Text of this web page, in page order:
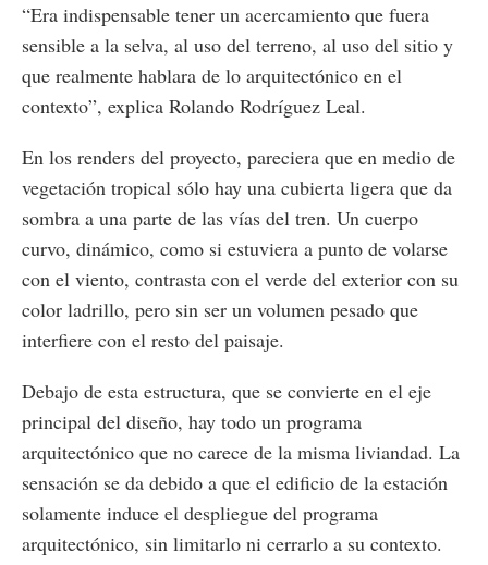
“Era indispensable tener un acercamiento que fuera
sensible a la selva, al uso del terreno, al uso del sitio y
que realmente hablara de lo arquitectónico en el
contexto”, explica Rolando Rodríguez Leal.
En los renders del proyecto, pareciera que en medio de
vegetación tropical sólo hay una cubierta ligera que da
sombra a una parte de las vías del tren. Un cuerpo
curvo, dinámico, como si estuviera a punto de volarse
con el viento, contrasta con el verde del exterior con su
color ladrillo, pero sin ser un volumen pesado que
interfiere con el resto del paisaje.
Debajo de esta estructura, que se convierte en el eje
principal del diseño, hay todo un programa
arquitectónico que no carece de la misma liviandad. La
sensación se da debido a que el edificio de la estación
solamente induce el despliegue del programa
arquitectónico, sin limitarlo ni cerrarlo a su contexto.